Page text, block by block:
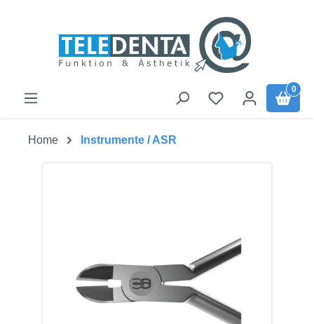
0
Home Instrumente / ASR